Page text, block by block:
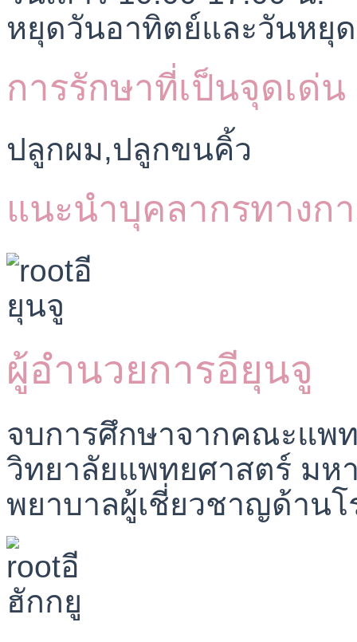
หยุดวันอาทิตย์และวันหยุ
การรักษาที่เป็นจุดเด่น
ปลูกผม,ปลูกขนคิ้ว
แนะนำบุคลากรทางก
ผู้อำนวยการอียุนจู
จบการศึกษาจากคณะแพ
วิทยาลัยแพทยศาสตร์ มห
พยาบาลผู้เชี่ยวชาญด้านโ